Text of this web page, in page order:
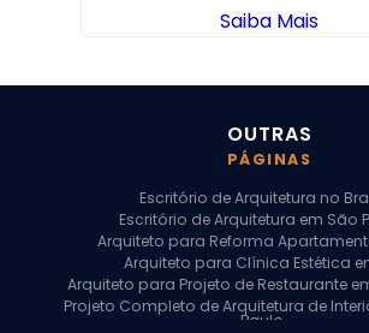
Saiba Mais
OUTRAS
PÁGINAS
Escritório de Arquitetura no
Escritório de Arquitetura em São
Arquiteto para Reforma
Arquiteto para Clínica Estética
Arquiteto para Projeto de Restaurante
Projeto Completo de Arquitetura de
Paulo